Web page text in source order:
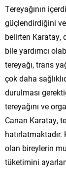
Tereyağının
güçlendirdiğini
belirten Karatay,
bile yardımcı
tereyağı, trans
çok daha
durulması
tereyağını ve
Canan Karatay,
hatırlatmaktadır.
olan bireylerin
tüketimini